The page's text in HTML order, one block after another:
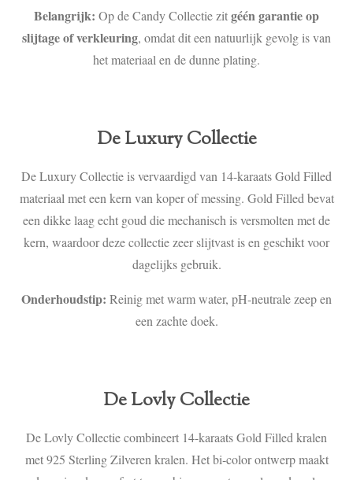
Belangrijk: Op de Candy Collectie zitgéén garantie op
slijtage of verkleuring, omdat dit een natuurlijk gevolg is van
het materiaal en de dunne plating.
De Luxury Collectie
De Luxury Collectie is vervaardigd van 14-karaats Gold Filled
materiaal met een kern van koper of messing. Gold Filled bevat
een dikke laag echt goud die mechanisch is versmolten met de
kern, waardoor deze collectie zeer slijtvast is en geschikt voor
dagelijks gebruik.
Onderhoudstip: Reinig met warm water, pH‑neutrale zeep en
een zachte doek.
De Lovly Collectie
De Lovly Collectie combineert 14-karaats Gold Filled kralen
met 925 Sterling Zilveren kralen. Het bi‑color ontwerp maakt